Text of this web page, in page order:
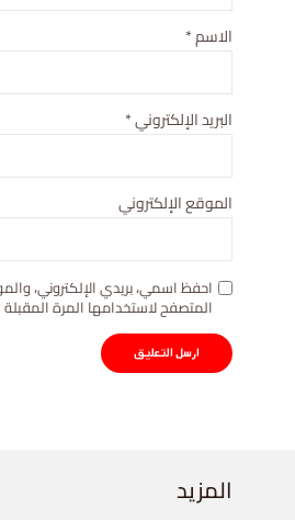
الاسم*
البريد الإلكتروني*
الموقع الإلكتروني
احفظ اسمي، بريدي الإلكتروني،
المتصفح لاستخدامها المرة
المزيد